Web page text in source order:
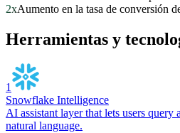
2xAumento en la tasa de conversión
Herramientas y
1
Snowflake Intelligence
AI assistant layer that lets users query
natural language.